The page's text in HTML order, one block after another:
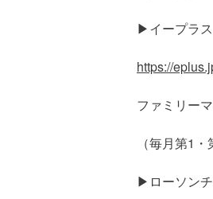
▶イープラス
https://
ファミリー
（毎月第1
▶ローソン